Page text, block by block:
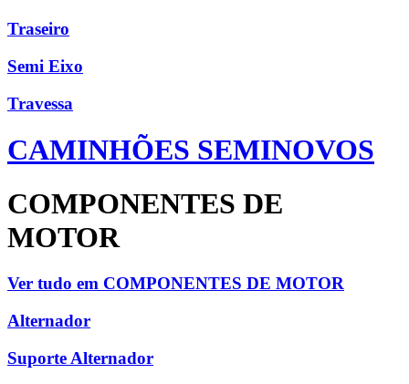
Traseiro
Semi Eixo
Travessa
CAMINHÕES SEMINOVOS
COMPONENTES DE
MOTOR
Ver tudo em COMPONENTES DE MOTOR
Alternador
Suporte Alternador